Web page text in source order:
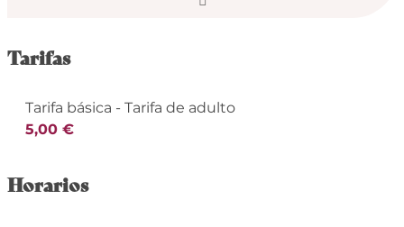
Tarifas
Tarifa básica - Tarifa de adulto
5,00 €
Horarios